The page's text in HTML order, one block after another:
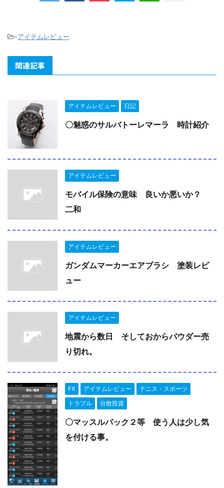
-アイテムレビュー
関連記事
アイテムレビュー 日記
〇魅惑のサルバトーレマーラ 時計紹介
アイテムレビュー
モバイル保険の意味 良いか悪いか？
二和
アイテムレビュー
ガンダムマーカーエアブラシ 塗装レビ
ュー
アイテムレビュー
地震から数日 そしておからパウダー売
り切れ。
FX アイテムレビュー
テニス・スポーツ
トラブル
分散投資
〇マッスルパック２等 使う人は少し気
を付ける事。